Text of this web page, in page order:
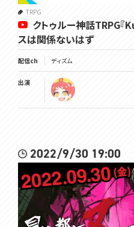
TRPG
クトゥルー神話TRPG
スは関係ないはず
配信ch ディズム
出演
2022/9/30 19:00